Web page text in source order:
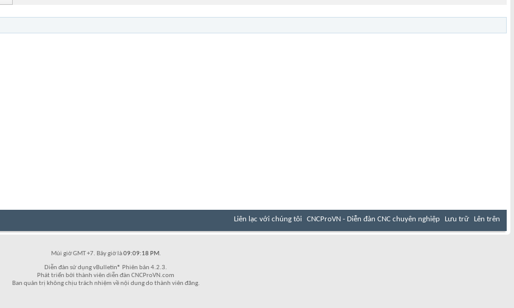
Liên lạc với chúng tôi CNCProVN - Diễn đàn CNC chuyên nghiệp Lưu trữ Lên trên
Múi giờ GMT +7. Bây giờ là09:09:18 PM.
Diễn đàn sử dụng vBulletin® Phiên bản 4.2.3.
Phát triển bởi thành viên diễn đàn CNCProVN.com
Ban quản trị không chịu trách nhiệm về nội dung do thành viên đăng.